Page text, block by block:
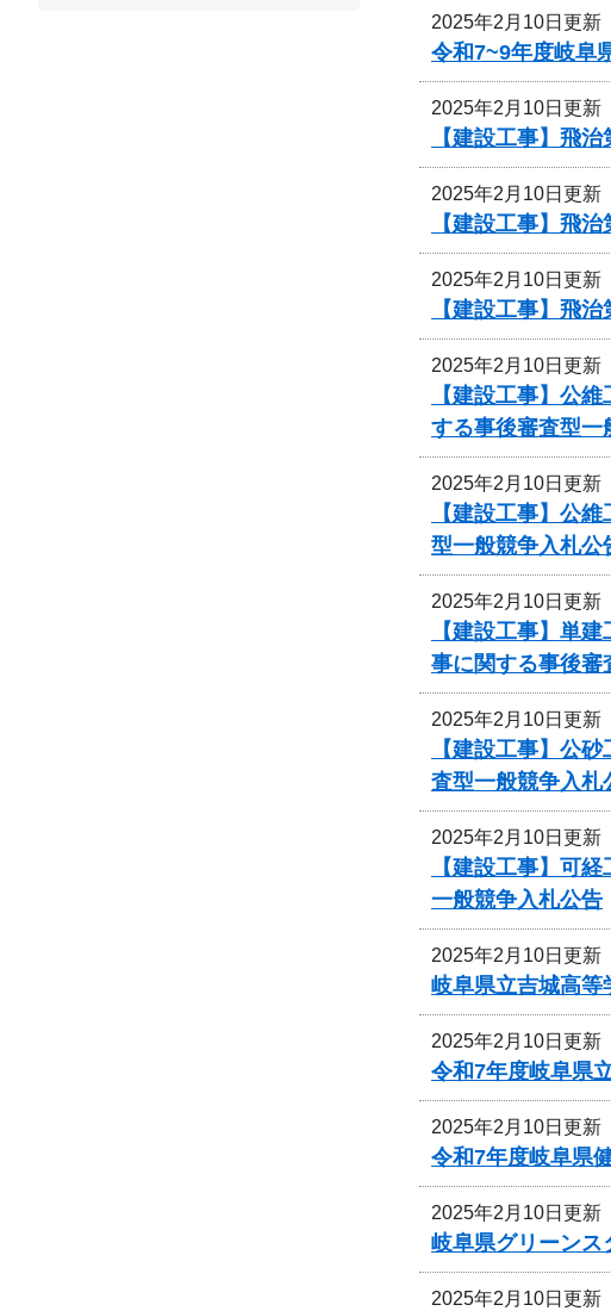
2025年2月10日更新
令和7~9年度岐阜
2025年2月10日更新
【建設工事】飛
2025年2月10日更新
【建設工事】飛
2025年2月10日更新
【建設工事】飛
2025年2月10日更新
【建設工事】公
する事後審査型一
2025年2月10日更新
【建設工事】公
型一般競争入札公
2025年2月10日更新
【建設工事】単
事に関する事後審
2025年2月10日更新
【建設工事】公
査型一般競争入札
2025年2月10日更新
【建設工事】可
一般競争入札公告
2025年2月10日更新
岐阜県立吉城高等
2025年2月10日更新
令和7年度岐阜県
2025年2月10日更新
令和7年度岐阜県
2025年2月10日更新
岐阜県グリーンス
2025年2月10日更新